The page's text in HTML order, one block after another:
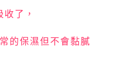
了，
的保濕但不會黏膩